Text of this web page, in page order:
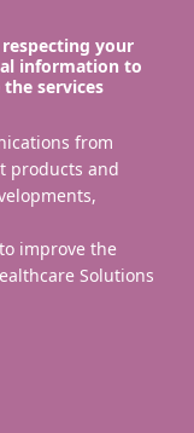
your
information to
services
from
products and
improve the
Solutions